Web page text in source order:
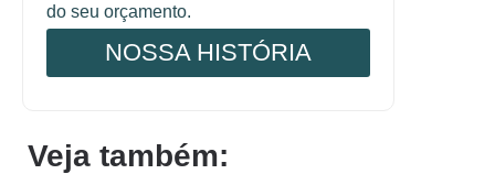
do seu orçamento.
NOSSA HISTÓRIA
Veja também: